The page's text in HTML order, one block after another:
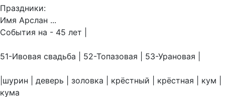
Праздники:
Имя Арслан ...
События на - 45 лет |
51-Ивовая свадьба | 52-Топазовая | 53-Урановая |
|шурин | деверь | золовка | крёстный | крёстная | кум |
кума